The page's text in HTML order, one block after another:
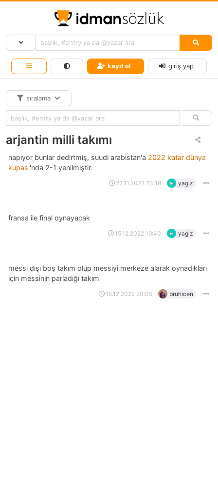
kayıt ol giriş yap
sıralama
arjantin milli takımı
napıyor bunlar dedirtmiş, suudi arabistan'a 2022 katar dünya
kupası'nda 2-1 yenilmiştir.
22.11.2022 23:18 yagiz
fransa ile final oynayacak
15.12.2022 19:40 yagiz
messi dışı boş takım olup messiyi merkeze alarak oynadıkları
için messinin parladığı takım
15.12.2022 20:05 bruhicen